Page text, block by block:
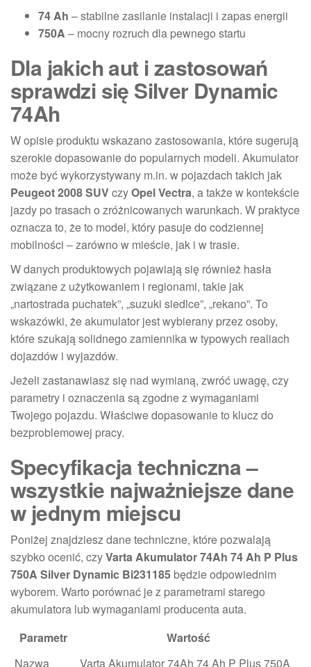
74 Ah – stabilne zasilanie instalacji i zapas energii
750A – mocny rozruch dla pewnego startu
Dla jakich aut i zastosowań
sprawdzi się Silver Dynamic
74Ah
W opisie produktu wskazano zastosowania, które sugerują
szerokie dopasowanie do popularnych modeli. Akumulator
może być wykorzystywany m.in. w pojazdach takich jak
Peugeot 2008 SUVczyOpel Vectra, a także w kontekście
jazdy po trasach o zróżnicowanych warunkach. W praktyce
oznacza to, że to model, który pasuje do codziennej
mobilności – zarówno w mieście, jak i w trasie.
W danych produktowych pojawiają się również hasła
związane z użytkowaniem i regionami, takie jak
„nartostrada puchatek”, „suzuki siedlce”, „rekano”. To
wskazówki, że akumulator jest wybierany przez osoby,
które szukają solidnego zamiennika w typowych realiach
dojazdów i wyjazdów.
Jeżeli zastanawiasz się nad wymianą, zwróć uwagę, czy
parametry i oznaczenia są zgodne z wymaganiami
Twojego pojazdu. Właściwe dopasowanie to klucz do
bezproblemowej pracy.
Specyfikacja techniczna –
wszystkie najważniejsze dane
w jednym miejscu
Poniżej znajdziesz dane techniczne, które pozwalają
szybko ocenić, czyVarta Akumulator 74Ah 74 Ah P Plus
750A Silver Dynamic Bi231185 będzie odpowiednim
wyborem. Warto porównać je z parametrami starego
akumulatora lub wymaganiami producenta auta.
Parametr
Wartość
Nazwa
Varta Akumulator 74Ah 74 Ah P Plus 750A